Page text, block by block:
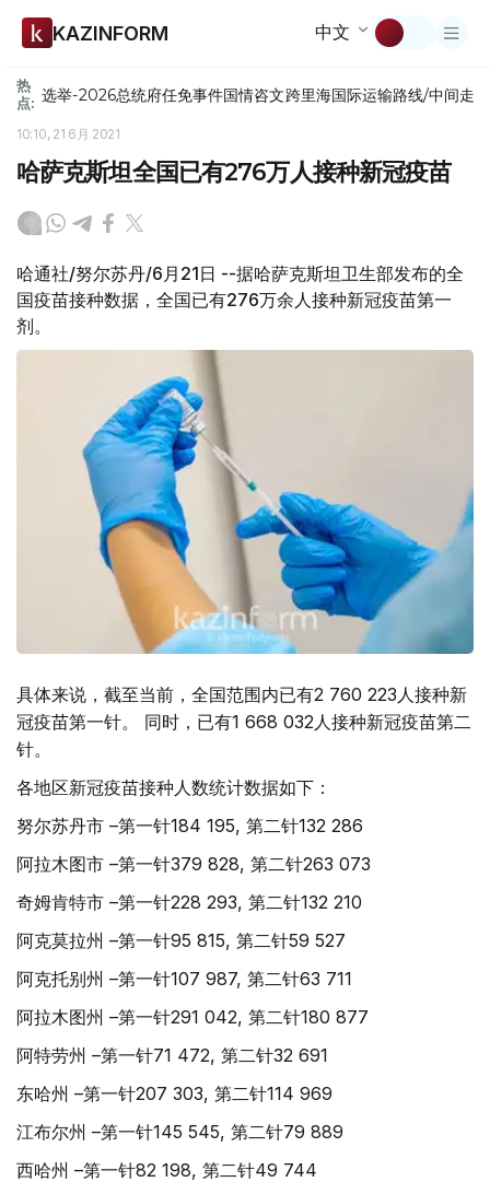
KAZINFORM 中文
热
点: 选举-2026总统府任免事件国情咨文跨里海国际运输路线/中间走廊
10:10, 21 6月 2021
哈萨克斯坦全国已有276万人接种新冠疫苗
哈通社/努尔苏丹/6月21日 --据哈萨克斯坦卫生部发布的全
国疫苗接种数据，全国已有276万余人接种新冠疫苗第一
剂。
具体来说，截至当前，全国范围内已有2 760 223人接种新
冠疫苗第一针。 同时，已有1 668 032人接种新冠疫苗第二
针。
各地区新冠疫苗接种人数统计数据如下：
努尔苏丹市 –第一针184 195, 第二针132 286
阿拉木图市 –第一针379 828, 第二针263 073
奇姆肯特市 –第一针228 293, 第二针132 210
阿克莫拉州 –第一针95 815, 第二针59 527
阿克托别州 –第一针107 987, 第二针63 711
阿拉木图州 –第一针291 042, 第二针180 877
阿特劳州 –第一针71 472, 第二针32 691
东哈州 –第一针207 303, 第二针114 969
江布尔州 –第一针145 545, 第二针79 889
西哈州 –第一针82 198, 第二针49 744